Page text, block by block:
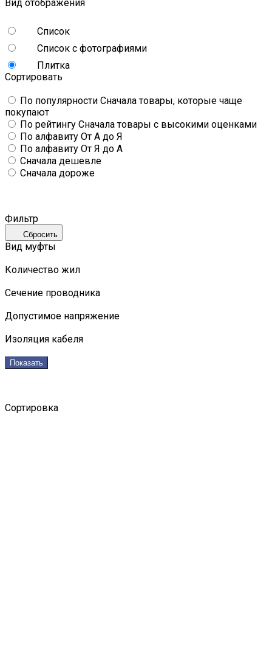
Вид отображения
Список
Список с фотографиями
Плитка
Сортировать
По популярности Сначала товары, которые чаще
покупают
По рейтингу Сначала товары с высокими оценками
По алфавиту От А до Я
По алфавиту От Я до А
Сначала дешевле
Сначала дороже
Фильтр
Сбросить
Вид муфты
Количество жил
Сечение проводника
Допустимое напряжение
Изоляция кабеля
Показать
Сортировка